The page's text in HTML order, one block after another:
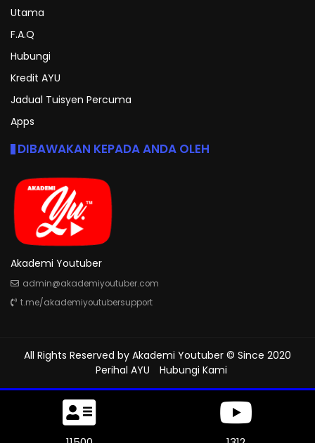
Utama
F.A.Q
Hubungi
Kredit AYU
Jadual Tuisyen Percuma
Apps
DIBAWAKAN KEPADA ANDA OLEH
Akademi Youtuber
admin@akademiyoutuber.com
t.me/akademiyoutubersupport
All Rights Reserved by Akademi Youtuber © Since 2020
Perihal AYU
Hubungi Kami